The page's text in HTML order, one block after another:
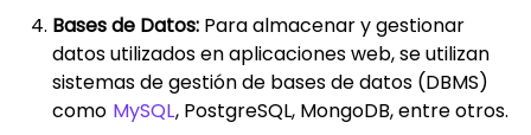
Bases de Datos: Para almacenar y gestionar
datos utilizados en aplicaciones web, se utilizan
sistemas de gestión de bases de datos (DBMS)
como MySQL, PostgreSQL, MongoDB, entre otros.